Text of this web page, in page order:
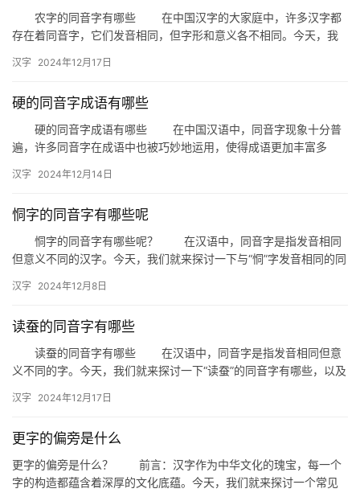
农字的同音字有哪些 在中国汉字的大家庭中，许多汉字都
存在着同音字，它们发音相同，但字形和意义各不相同。今天，我
体…
汉字 2024年12月17日
硬的同音字成语有哪些
硬的同音字成语有哪些 在中国汉语中，同音字现象十分普
遍，许多同音字在成语中也被巧妙地运用，使得成语更加丰富多
的…
汉字 2024年12月14日
恫字的同音字有哪些呢
恫字的同音字有哪些呢？ 在汉语中，同音字是指发音相同
但意义不同的汉字。今天，我们就来探讨一下与“恫”字发音相同的同
汉字 2024年12月8日
读蚕的同音字有哪些
读蚕的同音字有哪些 在汉语中，同音字是指发音相同但意
义不同的字。今天，我们就来探讨一下“读蚕”的同音字有哪些，以及
汉字 2024年12月17日
更字的偏旁是什么
更字的偏旁是什么？ 前言：汉字作为中华文化的瑰宝，每一个
字的构造都蕴含着深厚的文化底蕴。今天，我们就来探讨一个常见